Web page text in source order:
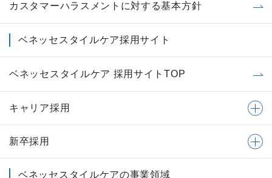
カスタマーハラスメントに対する基本方針
ベネッセスタイルケア採用サイト
ベネッセスタイルケア 採用サイトTOP
キャリア採用
新卒採用
ベネッセスタイルケアの事業領域